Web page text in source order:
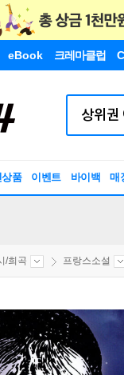
eBook 크레마클럽
상품 이벤트 바이백 매
/희곡 프랑스소설